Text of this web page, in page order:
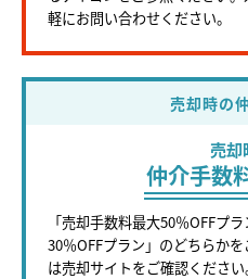
軽にお問い合わせください。
売却時の
売却
仲介手数
「売却手数料最大50％OFFプ
30％OFFプラン」のどちらか
は売却サイトをご確認ください